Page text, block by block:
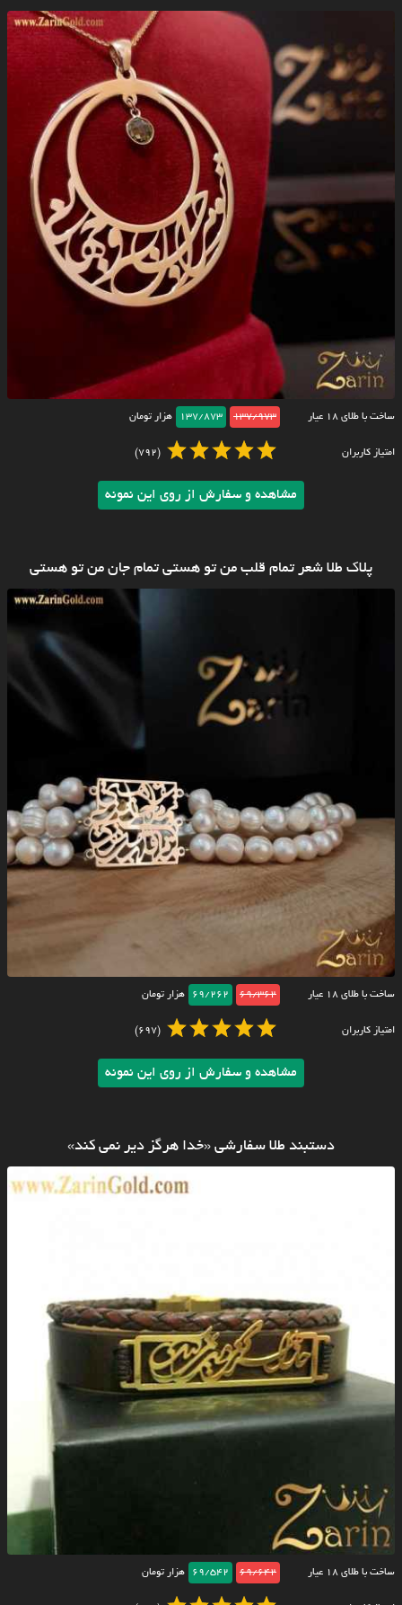
ساخت با طلای ۱۸ عیار 137/973
137/873 هزار تومان
امتیاز کاربران (792)
مشاهده و سفارش از روی این نمونه
پلاک طلا شعر تمام قلب من تو هستی تمام جان من تو هستی
ساخت با طلای ۱۸ عیار 69/362
69/262 هزار تومان
امتیاز کاربران (697)
مشاهده و سفارش از روی این نمونه
دستبند طلا سفارشی «خدا هرگز دیر نمی کند»
ساخت با طلای ۱۸ عیار 69/642
69/542 هزار تومان